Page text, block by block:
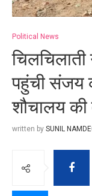
Political News
पहुंची संजय
शौचालय
written by SUNIL